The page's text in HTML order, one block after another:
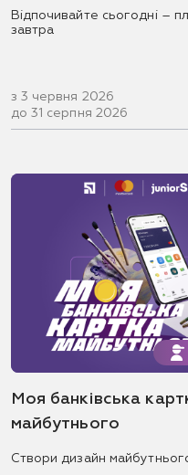
Відпочивайте сьогодні –
завтра
з 3 червня 2026
до 31 серпня 2026
Моя банківська
майбутнього
Створи дизайн